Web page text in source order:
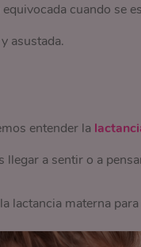
cuando se
asustada.
entender la
llegar a sentir o a
lactancia materna